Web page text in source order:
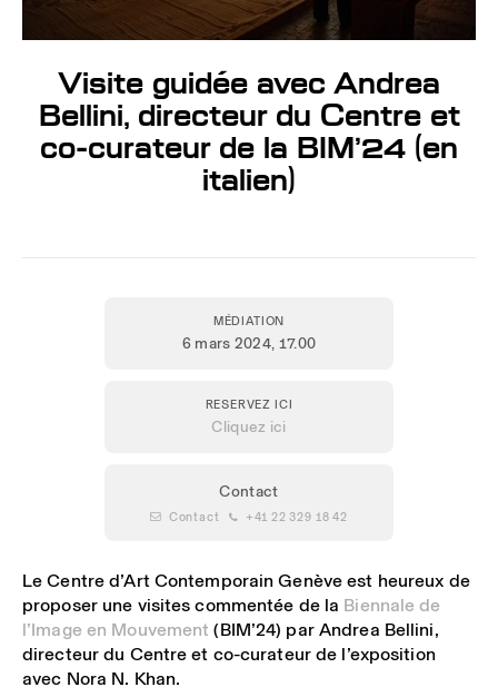
Visite guidée avec Andrea
Bellini, directeur du Centre et
co-curateur de la BIM’24 (en
italien)
MÉDIATION
6 mars 2024, 17.00
RESERVEZ ICI
Cliquez ici
Contact
 Contact  +41 22 329 18 42
Le Centre d’Art Contemporain Genève est heureux de
proposer une visites commentée de la Biennale de
l’Image en Mouvement (BIM’24) par Andrea Bellini,
directeur du Centre et co-curateur de l’exposition
avec Nora N. Khan.